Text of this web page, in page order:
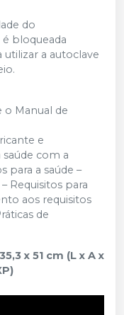
do
bloqueada
a autoclave
o Manual de
e
com a
para a saúde –
Requisitos para
aos requisitos
de
x 51 cm (L x A x